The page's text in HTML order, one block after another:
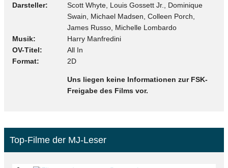
Darsteller
Scott Whyte, Louis Gossett Jr., Dominique
Swain, Michael Madsen, Colleen Porch,
James Russo, Michelle Lombardo
Musik
Harry Manfredini
OV-Titel
All In
Format
2D
Uns liegen keine Informationen zur FSK-
Freigabe des Films vor.
Top-Filme der MJ-Leser